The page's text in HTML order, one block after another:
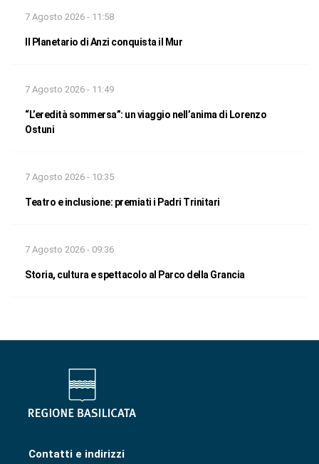
7 Agosto 2026 - 11:58
Il Planetario di Anzi conquista il Mur
7 Agosto 2026 - 11:49
“L’eredità sommersa”: un viaggio nell’anima di Lorenzo
Ostuni
7 Agosto 2026 - 10:35
Teatro e inclusione: premiati i Padri Trinitari
7 Agosto 2026 - 09:36
Storia, cultura e spettacolo al Parco della Grancia
Contatti e indirizzi